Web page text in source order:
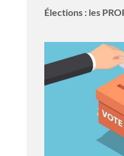
Élections : les